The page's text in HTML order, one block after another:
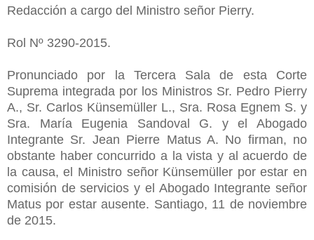
Redacción a cargo del Ministro señor Pierry.
Rol Nº 3290-2015.
Pronunciado por la Tercera Sala de esta Corte
Suprema integrada por los Ministros Sr. Pedro Pierry
A., Sr. Carlos Künsemüller L., Sra. Rosa Egnem S. y
Sra. María Eugenia Sandoval G. y el Abogado
Integrante Sr. Jean Pierre Matus A. No firman, no
obstante haber concurrido a la vista y al acuerdo de
la causa, el Ministro señor Künsemüller por estar en
comisión de servicios y el Abogado Integrante señor
Matus por estar ausente. Santiago, 11 de noviembre
de 2015.